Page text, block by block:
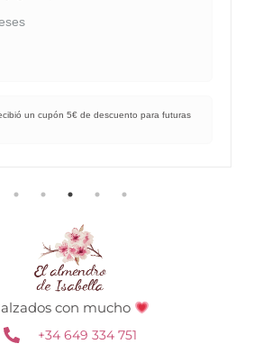
un cupón 5€ de descuento para futuras
con mucho
+34 649 334 751